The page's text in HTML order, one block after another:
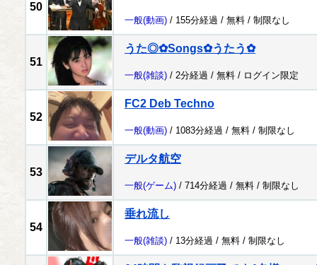
50
一般(動画) / 155分経過 / 無料 / 制限なし
51
うた◎✿Songs✿うたう✿
一般(雑談) / 2分経過 / 無料 / ログイン限定
52
FC2 Deb Techno
一般(動画) / 1083分経過 / 無料 / 制限なし
53
デルタ航空
一般(ゲーム) / 714分経過 / 無料 / 制限なし
54
垂れ流し
一般(雑談) / 13分経過 / 無料 / 制限なし